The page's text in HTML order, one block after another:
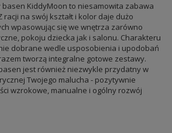
KiddyMoon to niesamowita zabawa
racji na swój kształt i kolor daje dużo
wpasowując się we wnętrza zarówno
pokoju dziecka jak i salonu. Charakteru
dobrane wedle usposobienia i upodobań
tworzą integralne gotowe zestawy.
jest również niezwykle przydatny w
Twojego malucha - pozytywnie
wzrokowe, manualne i ogólny rozwój